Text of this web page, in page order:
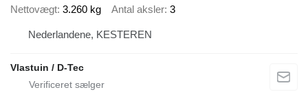
Nettovægt 3.260 kg Antal aksler 3
Nederlandene, KESTEREN
Vlastuin / D-Tec